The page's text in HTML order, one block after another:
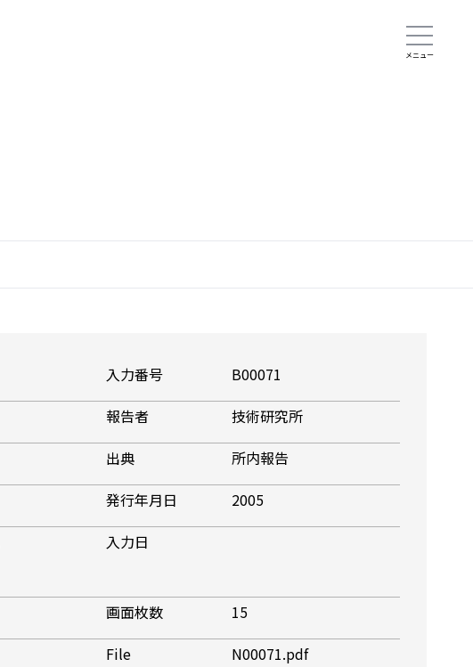
入力番号
B00071
報告者
技術研究所
出典
所内報告
発行年月日
2005
入力日
画面枚数
15
File N00071.pdf